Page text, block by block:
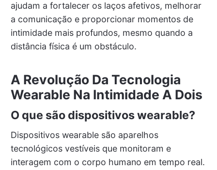
ajudam a fortalecer os laços afetivos, melhorar
a comunicação e proporcionar momentos de
intimidade mais profundos, mesmo quando a
distância física é um obstáculo.
A Revolução Da Tecnologia
Wearable Na Intimidade A Dois
O que são dispositivos wearable?
Dispositivos wearable são aparelhos
tecnológicos vestíveis que monitoram e
interagem com o corpo humano em tempo real.